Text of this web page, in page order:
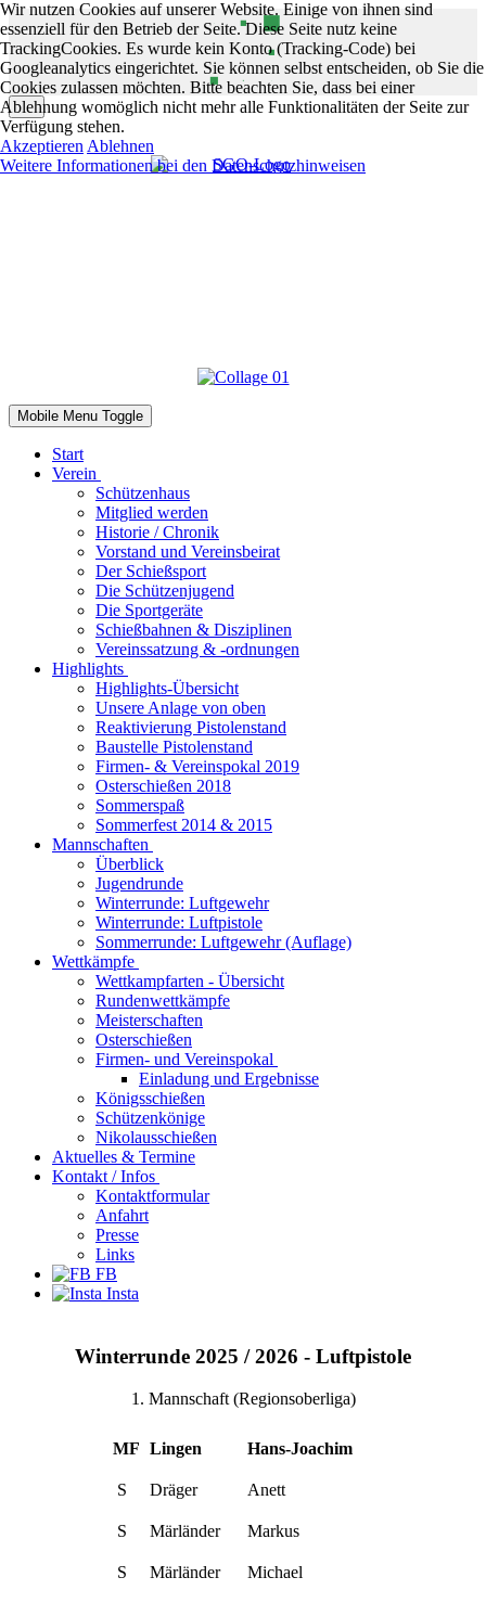
Mobile Menu Toggle
Start
Verein
Schützenhaus
Mitglied werden
Historie / Chronik
Vorstand und Vereinsbeirat
Der Schießsport
Die Schützenjugend
Die Sportgeräte
Schießbahnen & Disziplinen
Vereinssatzung & -ordnungen
Highlights
Highlights-Übersicht
Unsere Anlage von oben
Reaktivierung Pistolenstand
Baustelle Pistolenstand
Firmen- & Vereinspokal 2019
Osterschießen 2018
Sommerspaß
Sommerfest 2014 & 2015
Mannschaften
Überblick
Jugendrunde
Winterrunde: Luftgewehr
Winterrunde: Luftpistole
Sommerrunde: Luftgewehr (Auflage)
Wettkämpfe
Wettkampfarten - Übersicht
Rundenwettkämpfe
Meisterschaften
Osterschießen
Firmen- und Vereinspokal
Einladung und Ergebnisse
Königsschießen
Schützenkönige
Nikolausschießen
Aktuelles & Termine
Kontakt / Infos
Kontaktformular
Anfahrt
Presse
Links
FB
Insta
Winterrunde 2025 / 2026 - Luftpistole
1. Mannschaft (Regionsoberliga)
MF Lingen Hans-Joachim
S Dräger Anett
S Märländer Markus
S Märländer Michael
Wir nutzen Cookies auf unserer Website. Einige von ihnen sind
essenziell für den Betrieb der Seite. Diese Seite nutz keine
TrackingCookies. Es wurde kein Konto (Tracking-Code) bei
Googleanalytics eingerichtet. Sie können selbst entscheiden, ob Sie die
Cookies zulassen möchten. Bitte beachten Sie, dass bei einer
Ablehnung womöglich nicht mehr alle Funktionalitäten der Seite zur
Verfügung stehen.
Akzeptieren Ablehnen
Weitere Informationen bei den Datenschutzhinweisen